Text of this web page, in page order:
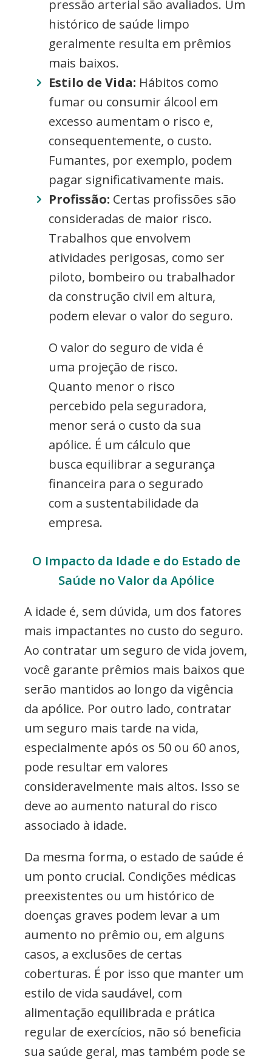
pressão arterial são avaliados. Um
histórico de saúde limpo
geralmente resulta em prêmios
mais baixos.
Estilo de Vida: Hábitos como
fumar ou consumir álcool em
excesso aumentam o risco e,
consequentemente, o custo.
Fumantes, por exemplo, podem
pagar significativamente mais.
Profissão: Certas profissões são
consideradas de maior risco.
Trabalhos que envolvem
atividades perigosas, como ser
piloto, bombeiro ou trabalhador
da construção civil em altura,
podem elevar o valor do seguro.
O valor do seguro de vida é
uma projeção de risco.
Quanto menor o risco
percebido pela seguradora,
menor será o custo da sua
apólice. É um cálculo que
busca equilibrar a segurança
financeira para o segurado
com a sustentabilidade da
empresa.
O Impacto da Idade e do Estado de
Saúde no Valor da Apólice
A idade é, sem dúvida, um dos fatores
mais impactantes no custo do seguro.
Ao contratar um seguro de vida jovem,
você garante prêmios mais baixos que
serão mantidos ao longo da vigência
da apólice. Por outro lado, contratar
um seguro mais tarde na vida,
especialmente após os 50 ou 60 anos,
pode resultar em valores
consideravelmente mais altos. Isso se
deve ao aumento natural do risco
associado à idade.
Da mesma forma, o estado de saúde é
um ponto crucial. Condições médicas
preexistentes ou um histórico de
doenças graves podem levar a um
aumento no prêmio ou, em alguns
casos, a exclusões de certas
coberturas. É por isso que manter um
estilo de vida saudável, com
alimentação equilibrada e prática
regular de exercícios, não só beneficia
sua saúde geral, mas também pode se